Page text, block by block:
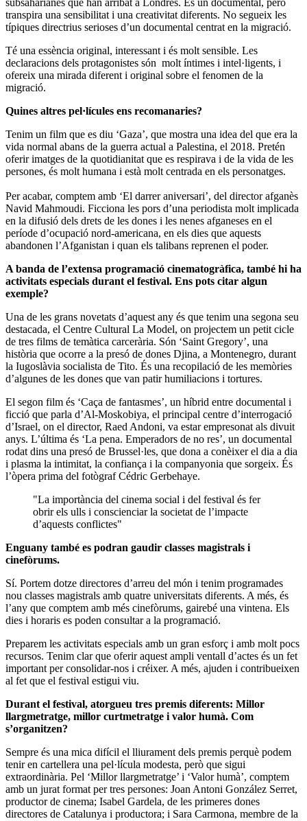
transpira una sensibilitat i una creativitat diferents. No segueix les
típiques directrius serioses d’un documental centrat en la migració.
Té una essència original, interessant i és molt sensible. Les
declaracions dels protagonistes són molt íntimes i intel·ligents, i
ofereix una mirada diferent i original sobre el fenomen de la
migració.
Quines altres pel·lícules ens recomanaries?
Tenim un film que es diu ‘Gaza’, que mostra una idea del que era la
vida normal abans de la guerra actual a Palestina, el 2018. Pretén
oferir imatges de la quotidianitat que es respirava i de la vida de les
persones, és molt humana i està molt centrada en els personatges.
Per acabar, comptem amb ‘El darrer aniversari’, del director afganès
Navid Mahmoudi. Ficciona les pors d’una periodista molt implicada
en la difusió dels drets de les dones i les nenes afganeses en el
període d’ocupació nord-americana, en els dies que aquests
abandonen l’Afganistan i quan els talibans reprenen el poder.
A banda de l’extensa programació cinematogràfica, també hi ha
activitats especials durant el festival. Ens pots citar algun
exemple?
Una de les grans novetats d’aquest any és que tenim una segona seu
destacada, el Centre Cultural La Model, on projectem un petit cicle
de tres films de temàtica carcerària. Són ‘Saint Gregory’, una
història que ocorre a la presó de dones Djina, a Montenegro, durant
la Iugoslàvia socialista de Tito. És una recopilació de les memòries
d’algunes de les dones que van patir humiliacions i tortures.
El segon film és ‘Caça de fantasmes’, un híbrid entre documental i
ficció que parla d’Al-Moskobiya, el principal centre d’interrogació
d’Israel, on el director, Raed Andoni, va estar empresonat als divuit
anys. L’última és ‘La pena. Emperadors de no res’, un documental
rodat dins una presó de Brussel·les, que dona a conèixer el dia a dia
i plasma la intimitat, la confiança i la companyonia que sorgeix. És
l’òpera prima del fotògraf Cédric Gerbehaye.
"La importància del cinema social i del festival és fer
obrir els ulls i conscienciar la societat de l’impacte
d’aquests conflictes"
Enguany també es podran gaudir classes magistrals i
cinefòrums.
Sí. Portem dotze directores d’arreu del món i tenim programades
nou classes magistrals amb quatre universitats diferents. A més, és
l’any que comptem amb més cinefòrums, gairebé una vintena. Els
dies i horaris es poden consultar a la programació.
Preparem les activitats especials amb un gran esforç i amb molt pocs
recursos. Tenim clar que oferir aquest ampli ventall d’actes és un fet
important per consolidar-nos i créixer. A més, ajuden i contribueixen
al fet que el festival estigui viu.
Durant el festival, atorgueu tres premis diferents: Millor
llargmetratge, millor curtmetratge i valor humà. Com
s’organitzen?
Sempre és una mica difícil el lliurament dels premis perquè podem
tenir en cartellera una pel·lícula modesta, però que sigui
extraordinària. Pel ‘Millor llargmetratge’ i ‘Valor humà’, comptem
amb un jurat format per tres persones: Joan Antoni González Serret,
productor de cinema; Isabel Gardela, de les primeres dones
directores de Catalunya i productora; i Sara Carmona, membre de la